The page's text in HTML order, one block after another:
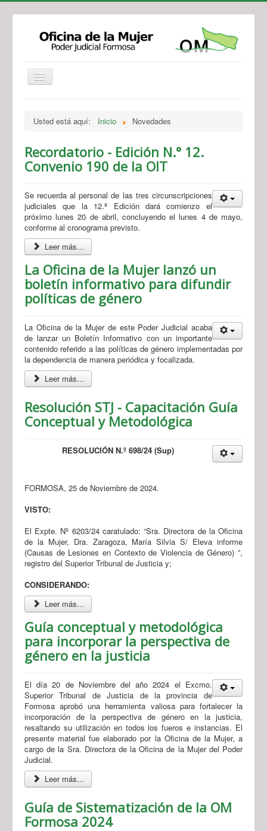
Legislación
Novedades
Recursos y Servicios de Atención
Contacto
Usted está aquí: Inicio Novedades
Recordatorio - Edición N.° 12.
Convenio 190 de la OIT
Se recuerda al personal de las tres circunscripciones
judiciales que la 12.ª Edición dará comienzo el
próximo lunes 20 de abril, concluyendo el lunes 4 de mayo,
conforme al cronograma previsto.
Leer más...
La Oficina de la Mujer lanzó un
boletín informativo para difundir
políticas de género
La Oficina de la Mujer de este Poder Judicial acaba
de lanzar un Boletín Informativo con un importante
contenido referido a las políticas de género implementadas por
la dependencia de manera periódica y focalizada.
Leer más...
Resolución STJ - Capacitación Guía
Conceptual y Metodológica
RESOLUCIÓN N.º 698/24 (Sup)
FORMOSA, 25 de Noviembre de 2024.
VISTO:
El Expte. Nº 6203/24 caratulado: “Sra. Directora de la Oficina
de la Mujer, Dra. Zaragoza, María Silvia S/ Eleva informe
(Causas de Lesiones en Contexto de Violencia de Género) ”,
registro del Superior Tribunal de Justicia y;
CONSIDERANDO:
Leer más...
Guía conceptual y metodológica
para incorporar la perspectiva de
género en la justicia
El día 20 de Noviembre del año 2024 el Excmo.
Superior Tribunal de Justicia de la provincia de
Formosa aprobó una herramienta valiosa para fortalecer la
incorporación de la perspectiva de género en la justicia,
resaltando su utilización en todos los fueros e instancias. El
presente material fue elaborado por la Oficina de la Mujer, a
cargo de la Sra. Directora de la Oficina de la Mujer del Poder
Judicial.
Leer más...
Guía de Sistematización de la OM
Formosa 2024